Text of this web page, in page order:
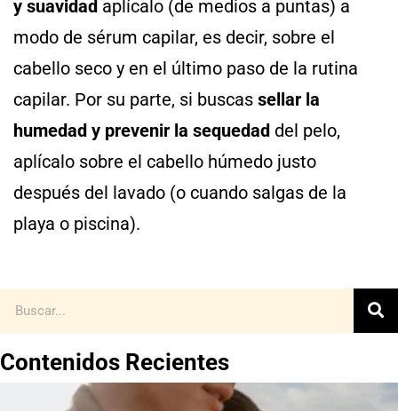
y suavidad aplícalo (de medios a puntas) a
modo de sérum capilar, es decir, sobre el
cabello seco y en el último paso de la rutina
capilar. Por su parte, si buscas sellar la
humedad y prevenir la sequedad del pelo,
aplícalo sobre el cabello húmedo justo
después del lavado (o cuando salgas de la
playa o piscina).
Contenidos Recientes